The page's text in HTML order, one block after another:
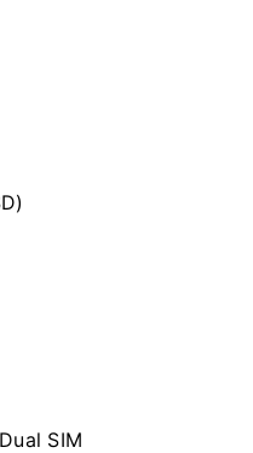
SIM